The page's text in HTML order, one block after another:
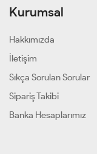
Kurumsal
Hakkımızda
İletişim
Sıkça Sorulan Sorular
Sipariş Takibi
Banka Hesaplarımız